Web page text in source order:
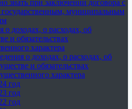
знать при заключении договора с
муниципальным
о доходах, о расходах, об
и обязательствах
характера
о доходах, о расходах, об
и обязательствах
характера
год
год
год